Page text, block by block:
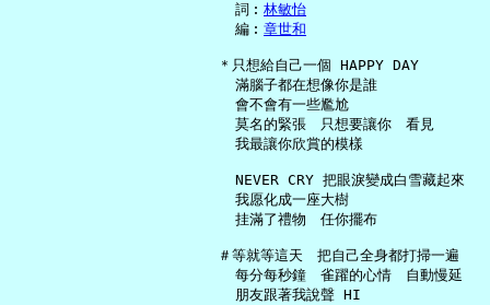
     詞︰
林敏怡
     編︰
章世和
   ＊只想給自己一個 HAPPY DAY
     滿腦子都在想像你是誰
     會不會有一些尷尬
     莫名的緊張　只想要讓你　看見
     我最讓你欣賞的模樣
     NEVER CRY 把眼淚變成白雪藏起來
     我愿化成一座大樹
     挂滿了禮物　任你擺布
   ＃等就等這天　把自己全身都打掃一遍
     每分每秒鐘　雀躍的心情　自動慢延
     朋友跟著我說聲 HI